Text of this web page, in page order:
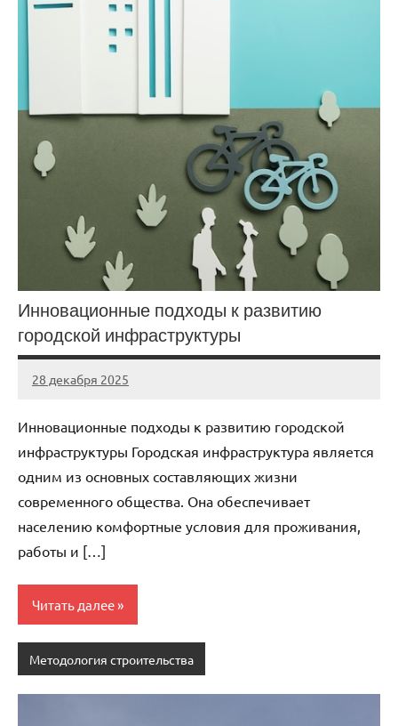
Инновационные подходы к развитию
городской инфраструктуры
28 декабря 2025
stroi_proekt
Нет
Инновационные подходы к развитию городской
инфраструктуры Городская инфраструктура является
одним из основных составляющих жизни
современного общества. Она обеспечивает
населению комфортные условия для проживания,
работы и […]
Читать далее
Методология строительства